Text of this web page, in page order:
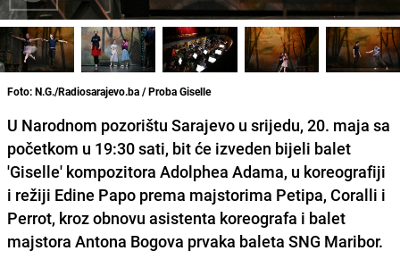
Foto: N.G./Radiosarajevo.ba / Proba Giselle
U Narodnom pozorištu Sarajevo u srijedu, 20. maja sa
početkom u 19:30 sati, bit će izveden bijeli balet
'Giselle' kompozitora Adolphea Adama, u koreografiji
i režiji Edine Papo prema majstorima Petipa, Coralli i
Perrot, kroz obnovu asistenta koreografa i balet
majstora Antona Bogova prvaka baleta SNG Maribor.